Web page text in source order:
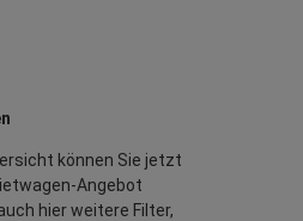
können Sie jetzt
Angebot
hier weitere Filter,